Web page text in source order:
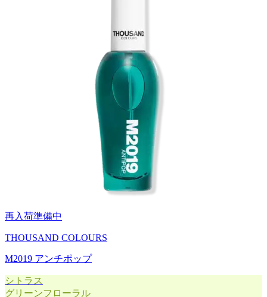
再入荷準備中
THOUSAND COLOURS
M2019 アンチポップ
シトラス
グリーンフローラル